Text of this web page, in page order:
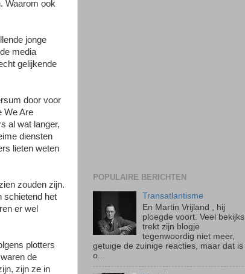
Waarom ook
jonge
media
gelijkende
door voor
We Are
al wat langer,
diensten
lieten weten
zouden zijn.
schietend het
er wel
plotters
de
zijn ze in
POPULAIRE BERICHTEN
Transatlantisme
En Martin Vrijland , hij
ploegde voort. Veel bekijks
trekt zijn blogje
tegenwoordig niet meer,
getuige de zuinige reacties, maar dat is
o...